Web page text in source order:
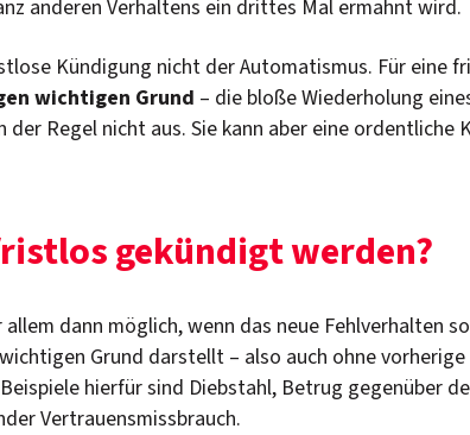
anderen Verhaltens ein drittes Mal ermahnt wird.
Kündigung nicht der Automatismus. Für eine
wichtigen Grund – die bloße Wiederholung
Regel nicht aus. Sie kann aber eine ordentliche
gekündigt werden?
dann möglich, wenn das neue Fehlverhalten so
Grund darstellt – also auch ohne vorherige
hierfür sind Diebstahl, Betrug gegenüber
Vertrauensmissbrauch.